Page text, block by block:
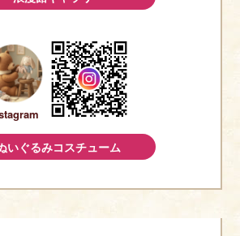
いぐるみコスチューム